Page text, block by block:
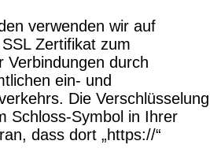
verwenden wir auf
Zertifikat zum
Verbindungen durch
ein- und
Die Verschlüsselung
Schloss-Symbol in Ihrer
dass dort „https://“